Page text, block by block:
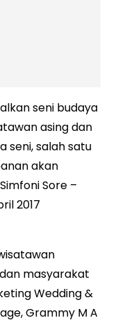
seni budaya
asing dan
seni, salah satu
akan
Sore –
2017
masyarakat
Wedding &
Grammy M A